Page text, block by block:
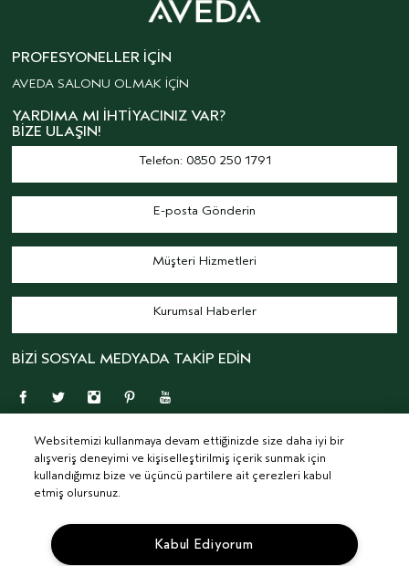
PROFESYONELLER İÇIN
AVEDA SALONU OLMAK İÇİN
YARDIMA MI İHTIYACINIZ VAR?
BIZE ULAŞIN!
Telefon: 0850 250 1791
E-posta Gönderin
Müşteri Hizmetleri
Kurumsal Haberler
BİZİ SOSYAL MEDYADA TAKİP EDİN
© AVEDA CORP.ŞARTLAR & KOŞULLAR
İLGI ALANINA DAYALI REKLAMLARKVKK AYDINLATMA METNİ
TEDARIKÇI İLIŞKILER
KARIYERSITE ÇEREZLERINI YÖNET
Websitemizi kullanmaya devam ettiğinizde size daha iyi bir
alışveriş deneyimi ve kişiselleştirilmiş içerik sunmak için
kullandığımız bize ve üçüncü partilere ait çerezleri kabul
etmiş olursunuz.
Kabul Ediyorum